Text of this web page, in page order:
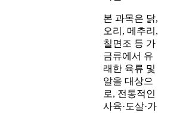
본 과목은 닭,
오리, 메추리,
칠면조 등 가
금류에서 유
래한 육류 및
알을 대상으
로, 전통적인
사육·도살·가